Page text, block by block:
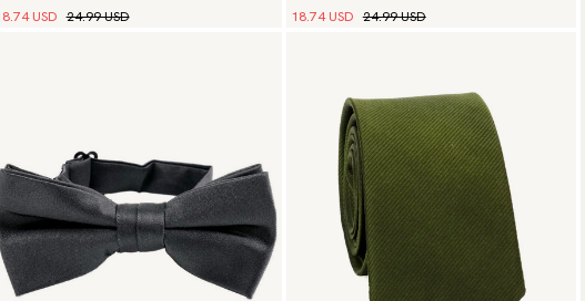
USD 24.99 USD
18.74 USD 24.99 USD